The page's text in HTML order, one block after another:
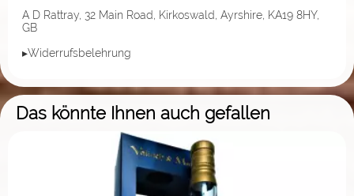
A D Rattray, 32 Main Road, Kirkoswald, Ayrshire, KA19 8HY,
GB
▸Widerrufsbelehrung
Das könnte Ihnen auch gefallen